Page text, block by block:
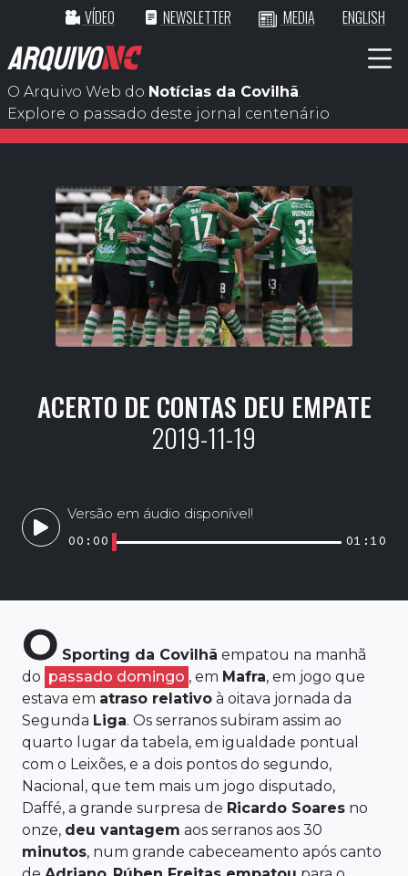
VÍDEO NEWSLETTER MEDIA ENGLISH
ARQUIVONC
O Arquivo Web do Notícias da Covilhã.
Explore o passado deste jornal centenário
ACERTO DE CONTAS DEU EMPATE
2019-11-19
Versão em áudio disponível!
00:00 01:10
O Sporting da Covilhã empatou na manhã
do passado domingo , em Mafra, em jogo que
estava em atraso relativo à oitava jornada da
Segunda Liga. Os serranos subiram assim ao
quarto lugar da tabela, em igualdade pontual
com o Leixões, e a dois pontos do segundo,
Nacional, que tem mais um jogo disputado,
Daffé, a grande surpresa de Ricardo Soares no
onze, deu vantagem aos serranos aos 30
minutos, num grande cabeceamento após canto